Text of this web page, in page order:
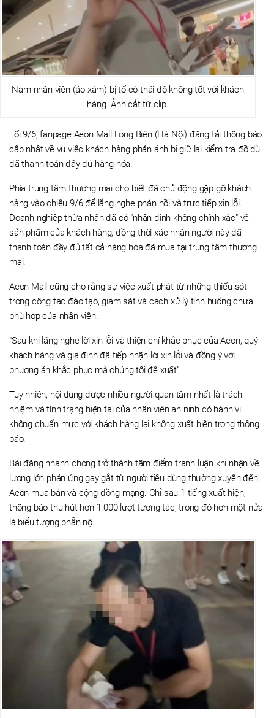
Nam nhân viên (áo xám) bị tố có thái độ không tốt với khách
hàng. Ảnh cắt từ clip.
Tối 9/6, fanpage Aeon Mall Long Biên (Hà Nội) đăng tải thông báo
cập nhật về vụ việc khách hàng phản ánh bị giữ lại kiểm tra đồ dù
đã thanh toán đầy đủ hàng hóa.
Phía trung tâm thương mại cho biết đã chủ động gặp gỡ khách
hàng vào chiều 9/6 để lắng nghe phản hồi và trực tiếp xin lỗi.
Doanh nghiệp thừa nhận đã có "nhận định không chính xác" về
sản phẩm của khách hàng, đồng thời xác nhận người này đã
thanh toán đầy đủ tất cả hàng hóa đã mua tại trung tâm thương
mại.
Aeon Mall cũng cho rằng sự việc xuất phát từ những thiếu sót
trong công tác đào tạo, giám sát và cách xử lý tình huống chưa
phù hợp của nhân viên.
"Sau khi lắng nghe lời xin lỗi và thiện chí khắc phục của Aeon, quý
khách hàng và gia đình đã tiếp nhận lời xin lỗi và đồng ý với
phương án khắc phục mà chúng tôi đề xuất".
Tuy nhiên, nội dung được nhiều người quan tâm nhất là trách
nhiệm và tình trạng hiện tại của nhân viên an ninh có hành vi
không chuẩn mực với khách hàng lại không xuất hiện trong thông
báo.
Bài đăng nhanh chóng trở thành tâm điểm tranh luận khi nhận về
lượng lớn phản ứng gay gắt từ người tiêu dùng thường xuyên đến
Aeon mua bán và cộng đồng mạng. Chỉ sau 1 tiếng xuất hiện,
thông báo thu hút hơn 1.000 lượt tương tác, trong đó hơn một nửa
là biểu tượng phẫn nộ.